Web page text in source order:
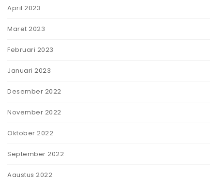
April 2023
Maret 2023
Februari 2023
Januari 2023
Desember 2022
November 2022
Oktober 2022
September 2022
Agustus 2022